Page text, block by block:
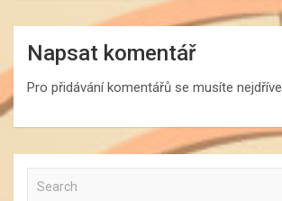
Napsat komentář
Pro přidávání komentářů se musíte nejdříve